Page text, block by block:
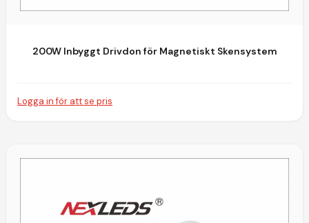
200W Inbyggt Drivdon för Magnetiskt Skensystem
Logga in för att se pris